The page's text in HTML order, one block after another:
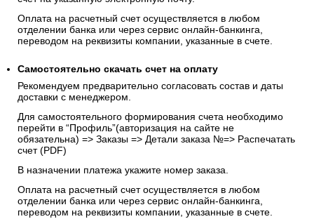
Оплата на расчетный счет осуществляется в любом
отделении банка или через сервис онлайн-банкинга,
переводом на реквизиты компании, указанные в счете.
Самостоятельно скачать счет на оплату
Рекомендуем предварительно согласовать состав и даты
доставки с менеджером.
Для самостоятельного формирования счета необходимо
перейти в “Профиль”(авторизация на сайте не
обязательна) => Заказы => Детали заказа №=> Распечатать
счет (PDF)
В назначении платежа укажите номер заказа.
Оплата на расчетный счет осуществляется в любом
отделении банка или через сервис онлайн-банкинга,
переводом на реквизиты компании, указанные в счете.